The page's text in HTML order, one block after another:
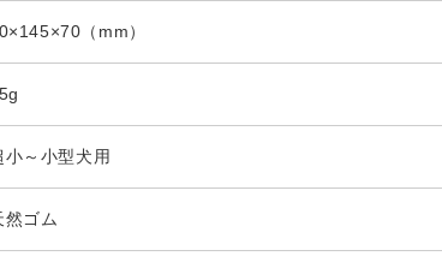
（mm）
小～小型犬用
然ゴム